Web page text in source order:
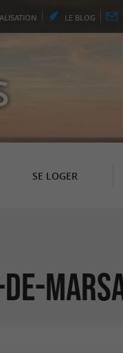
LE BLOG
SE LOGER